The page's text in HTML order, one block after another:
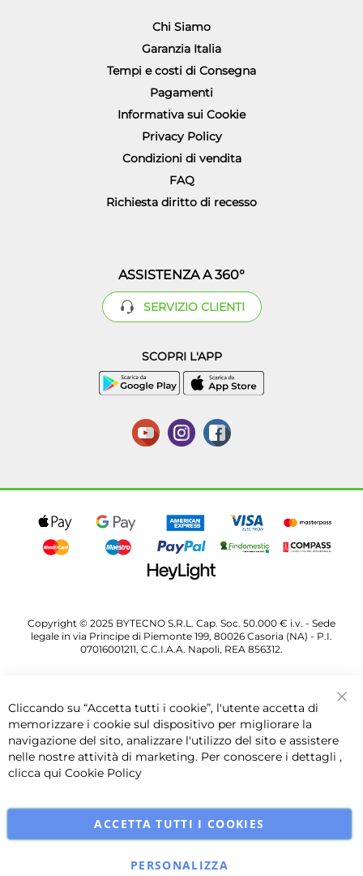
Chi Siamo
Garanzia Italia
Tempi e costi di Consegna
Pagamenti
Informativa sui Cookie
Privacy Policy
Condizioni di vendita
FAQ
Richiesta diritto di recesso
ASSISTENZA A 360°
SERVIZIO CLIENTI
SCOPRI L'APP
Copyright © 2025 BYTECNO S.R.L. Cap. Soc. 50.000 € i.v. - Sede
legale in via Principe di Piemonte 199, 80026 Casoria (NA) - P.I.
07016001211, C.C.I.A.A. Napoli, REA 856312.
Cliccando su “Accetta tutti i cookie”, l'utente accetta di
memorizzare i cookie sul dispositivo per migliorare la
navigazione del sito, analizzare l'utilizzo del sito e assistere
nelle nostre attività di marketing. Per conoscere i dettagli ,
clicca qui Cookie Policy
ACCETTA TUTTI I COOKIES
PERSONALIZZA